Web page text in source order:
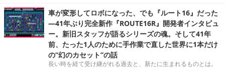
車が変形してロボになった、でも『ルート16』だった
―41年ぶり完全新作『ROUTE16R』開発者インタビュ
ー。新旧スタッフが語るシリーズの魂。そして41年
前、たった1人のために手作業で直した世界に1本だけ
の“幻のカセット”の話
長い時を経て受け継がれる過去と、新たに生まれるものとは。